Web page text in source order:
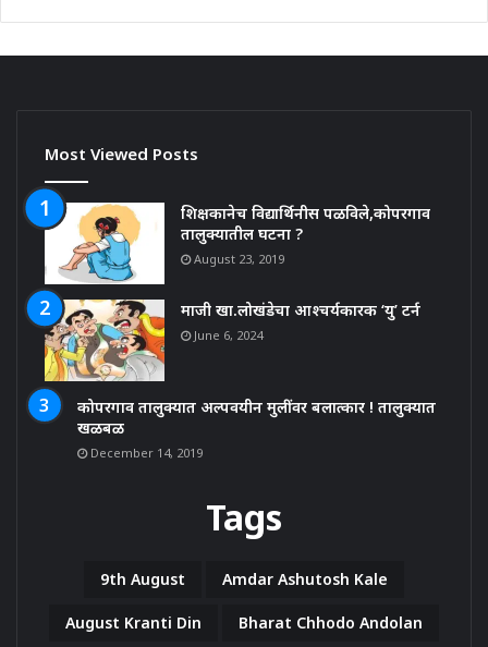
Most Viewed Posts
शिक्षकानेच विद्यार्थिनीस पळविले,कोपरगाव
तालुक्यातील घटना ?
August 23, 2019
माजी खा.लोखंडेचा आश्चर्यकारक ‘यु’ टर्न
June 6, 2024
कोपरगाव तालुक्यात अल्पवयीन मुलींवर बलात्कार ! तालुक्यात
खळबळ
December 14, 2019
Tags
9th August Amdar Ashutosh Kale
August Kranti Din Bharat Chhodo Andolan